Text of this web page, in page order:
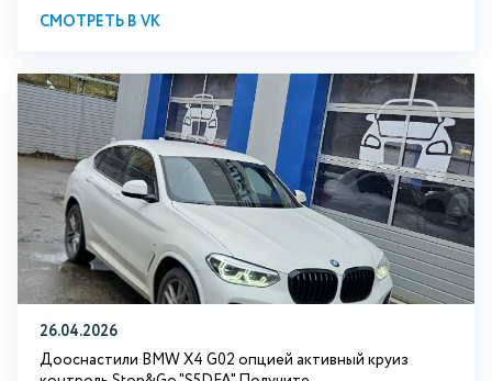
СМОТРЕТЬ В VK
26.04.2026
Дооснастили BMW X4 G02 опцией активный круиз